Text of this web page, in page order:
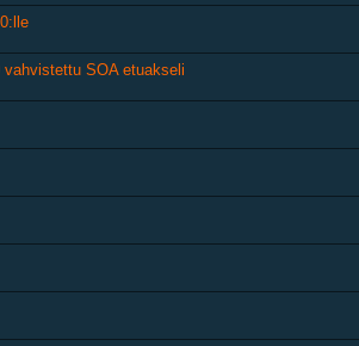
SOA etuakseli